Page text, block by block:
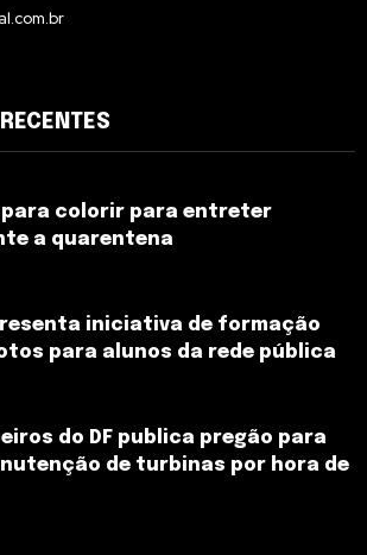
para colorir para entreter
a quarentena
iniciativa de formação
para alunos da rede pública
do DF publica pregão para
de turbinas por hora de